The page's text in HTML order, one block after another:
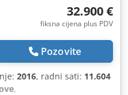
32.900 €
fiksna cijena plus PDV
Pozovite
2016, radni sati: 11.604
,